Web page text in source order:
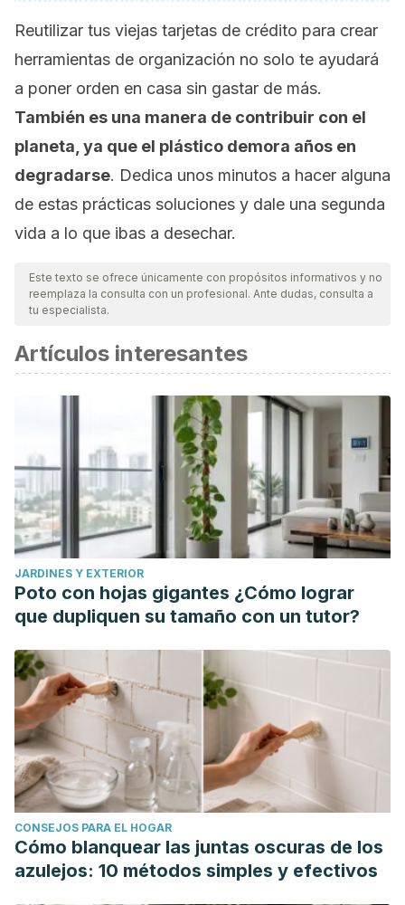
Reutilizar tus viejas tarjetas de crédito para crear
herramientas de organización no solo te ayudará
a poner orden en casa sin gastar de más.
También es una manera de contribuir con el
planeta, ya que el plástico demora años en
degradarse. Dedica unos minutos a hacer alguna
de estas prácticas soluciones y dale una segunda
vida a lo que ibas a desechar.
Este texto se ofrece únicamente con propósitos informativos y no
reemplaza la consulta con un profesional. Ante dudas, consulta a
tu especialista.
Artículos interesantes
JARDINES Y EXTERIOR
Poto con hojas gigantes ¿Cómo lograr
que dupliquen su tamaño con un tutor?
CONSEJOS PARA EL HOGAR
Cómo blanquear las juntas oscuras de los
azulejos: 10 métodos simples y efectivos